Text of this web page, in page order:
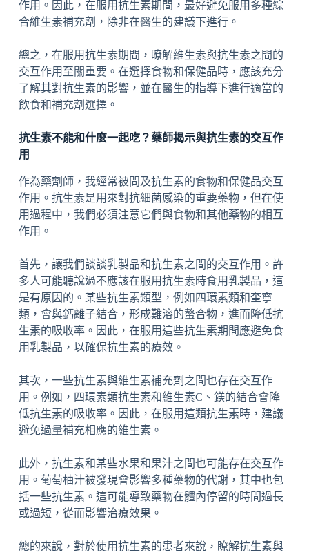
作用。因此，在服用抗生素期間，最好避免服用多種綜
合維生素補充劑，除非在醫生的建議下進行。
總之，在服用抗生素期間，瞭解維生素與抗生素之間的
交互作用至關重要。在選擇食物和保健品時，應該充分
了解其對抗生素的影響，並在醫生的指導下進行適當的
飲食和補充劑選擇。
抗生素不能和什麼一起吃？藥師揭示與抗生素的交互作
用
作為藥劑師，我經常被問及抗生素的食物和保健品交互
作用。抗生素是用來對抗細菌感染的重要藥物，但在使
用過程中，我們必須注意它們與食物和其他藥物的相互
作用。
首先，讓我們談談乳製品和抗生素之間的交互作用。許
多人可能聽說過不應該在服用抗生素時食用乳製品，這
是有原因的。某些抗生素類型，例如四環素類和奎寧
類，會與鈣離子結合，形成難溶的螯合物，進而降低抗
生素的吸收率。因此，在服用這些抗生素期間應避免食
用乳製品，以確保抗生素的療效。
其次，一些抗生素與維生素補充劑之間也存在交互作
用。例如，四環素類抗生素和維生素C、鎂的結合會降
低抗生素的吸收率。因此，在服用這類抗生素時，建議
避免過量補充相應的維生素。
此外，抗生素和某些水果和果汁之間也可能存在交互作
用。葡萄柚汁被發現會影響多種藥物的代謝，其中也包
括一些抗生素。這可能導致藥物在體內停留的時間過長
或過短，從而影響治療效果。
總的來說，對於使用抗生素的患者來說，瞭解抗生素與